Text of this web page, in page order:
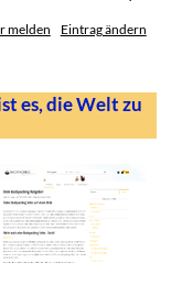
melden Eintrag ändern
es, die Welt zu